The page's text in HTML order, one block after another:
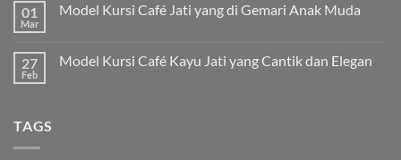
01
Mar
Model Kursi Café Jati yang di Gemari Anak Muda
27
Feb
Model Kursi Café Kayu Jati yang Cantik dan Elegan
TAGS